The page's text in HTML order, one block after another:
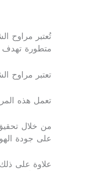
تُعتبر مراوح
متطورة تهدف
تعتبر مراوح
تعمل هذه
من خلال
على جودة
علاوة على